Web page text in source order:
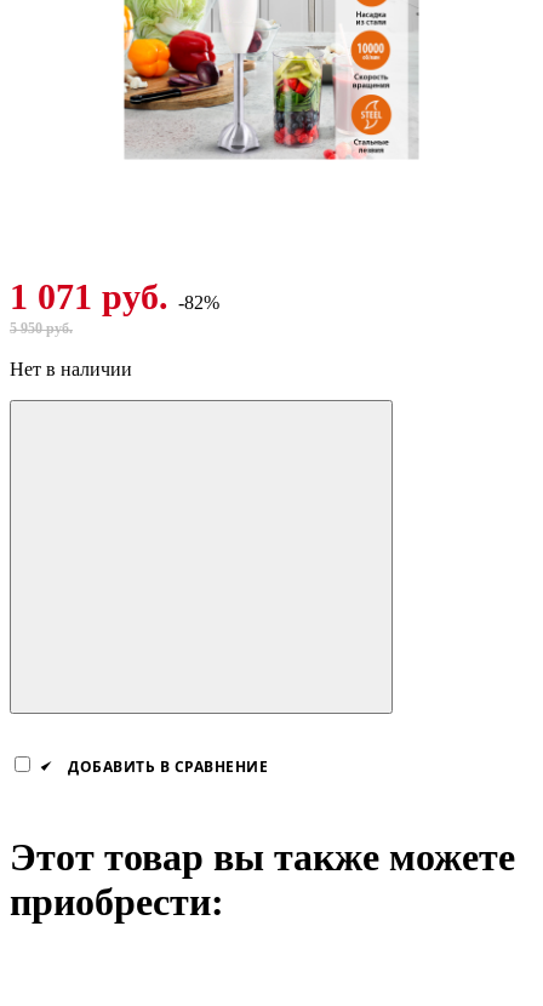
1 071 руб. -82%
5 950 руб.
Нет в наличии
ДОБАВИТЬ В СРАВНЕНИЕ
Этот товар вы также можете
приобрести: